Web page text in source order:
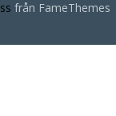
från FameThemes